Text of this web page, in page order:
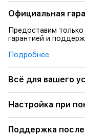
Официальная
Предоставим
гарантией и
Подробнее
Всё для вашего
Настройка при
Поддержка после